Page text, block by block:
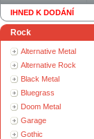
IHNED K DODÁNÍ
Rock
Alternative Metal
Alternative Rock
Black Metal
Bluegrass
Doom Metal
Garage
Gothic